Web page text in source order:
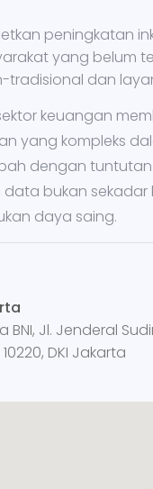
peningkatan
yang belum
tradisional dan
keuangan
yang kompleks
dengan
bukan sekadar
daya saing.
Jl. Jenderal
DKI Jakarta